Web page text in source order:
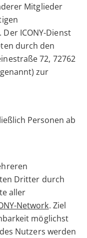
Mitglieder
ICONY-Dienst
durch den
72, 72762
zur
Personen ab
Dritter durch
aller
Network. Ziel
möglichst
Nutzers werden